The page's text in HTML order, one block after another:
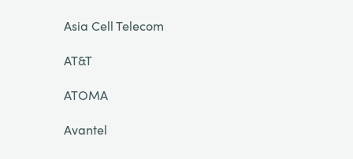
Asia Cell Telecom
AT&T
ATOMA
Avantel